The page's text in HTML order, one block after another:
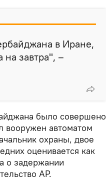
в Иране,
на завтра", –
было совершено
вооружен автоматом
охраны, двое
оценивается как
о задержании
АР.